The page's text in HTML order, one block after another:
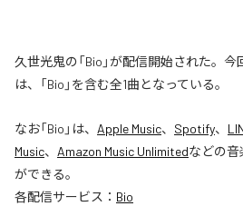
久世光鬼の「Bio」が配信開始された。
は、「Bio」を含む全1曲となっている。
なお「Bio 」は、 Apple Music、 Spotify、
Music、 Amazon Music Unlimitedなどの
ができる。
各配信サービス： Bio